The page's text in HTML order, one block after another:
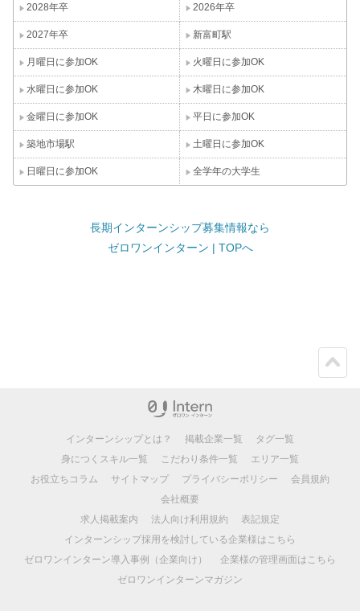
2028年卒 2026年卒
2027年卒 新富町駅
月曜日に参加OK 火曜日に参加OK
水曜日に参加OK 木曜日に参加OK
金曜日に参加OK 平日に参加OK
築地市場駅 土曜日に参加OK
日曜日に参加OK 全学年の大学生
長期インターンシップ募集情報なら
ゼロワンインターン | TOPへ
インターンシップとは？ 掲載企業一覧
タグ一覧
身につくスキル一覧
こだわり条件一覧
エリア一覧
お役立ちコラム
サイトマップ プライバシーポリシー
会員規約
会社概要
求人掲載案内
法人向け利用規約
表記規定
インターンシップ採用を検討している企業様はこちら
ゼロワンインターン導入事例（企業向け）
企業様の管理画面はこちら
ゼロワンインターンマガジン